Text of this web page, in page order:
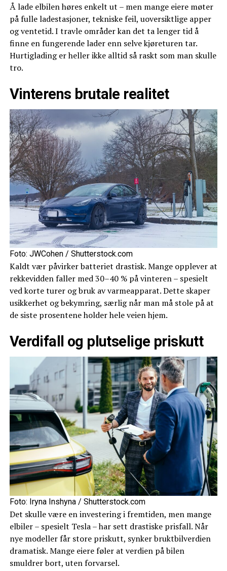
Å lade elbilen høres enkelt ut – men mange eiere møter
på fulle ladestasjoner, tekniske feil, uoversiktlige apper
og ventetid. I travle områder kan det ta lenger tid å
finne en fungerende lader enn selve kjøreturen tar.
Hurtiglading er heller ikke alltid så raskt som man skulle
tro.
Vinterens brutale realitet
Foto: JWCohen / Shutterstock.com
Kaldt vær påvirker batteriet drastisk. Mange opplever at
rekkevidden faller med 30–40 % på vinteren – spesielt
ved korte turer og bruk av varmeapparat. Dette skaper
usikkerhet og bekymring, særlig når man må stole på at
de siste prosentene holder hele veien hjem.
Verdifall og plutselige priskutt
Foto: Iryna Inshyna / Shutterstock.com
Det skulle være en investering i fremtiden, men mange
elbiler – spesielt Tesla – har sett drastiske prisfall. Når
nye modeller får store priskutt, synker bruktbilverdien
dramatisk. Mange eiere føler at verdien på bilen
smuldrer bort, uten forvarsel.